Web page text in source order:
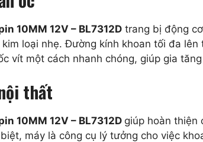
10MM 12V – BL7312D trang bị động
loại nhẹ. Đường kính khoan tối đa
vít một cách nhanh chóng, giúp gia
thất
10MM 12V – BL7312D giúp hoàn thiện
máy là công cụ lý tưởng cho việc